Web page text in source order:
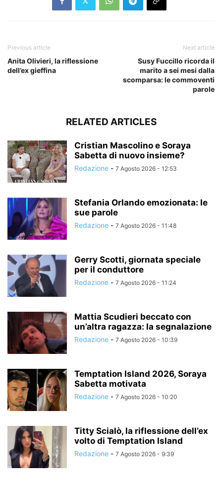
Previous article
Anita Olivieri, la riflessione
dell’ex gieffina
Next article
Susy Fuccillo ricorda il
marito a sei mesi dalla
scomparsa: le commoventi
parole
RELATED ARTICLES
Cristian Mascolino e Soraya
Sabetta di nuovo insieme?
Redazione - 7 Agosto 2026 - 12:53
Stefania Orlando emozionata: le
sue parole
Redazione - 7 Agosto 2026 - 11:48
Gerry Scotti, giornata speciale
per il conduttore
Redazione - 7 Agosto 2026 - 11:24
Mattia Scudieri beccato con
un’altra ragazza: la segnalazione
Redazione - 7 Agosto 2026 - 10:39
Temptation Island 2026, Soraya
Sabetta motivata
Redazione - 7 Agosto 2026 - 10:20
Titty Scialò, la riflessione dell’ex
volto di Temptation Island
Redazione - 7 Agosto 2026 - 9:39